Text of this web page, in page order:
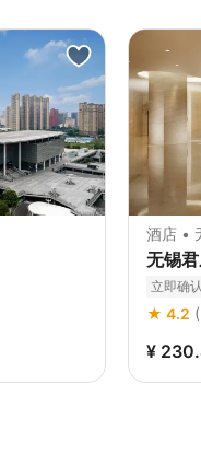
酒店 •
无锡
立即确认
★ 4.2
¥